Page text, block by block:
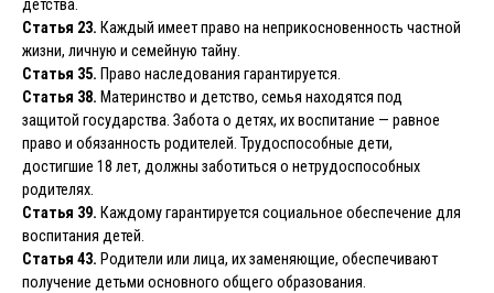
детства.
Статья 23. Каждый имеет право на неприкосновенность частной
жизни, личную и семейную тайну.
Статья 35. Право наследования гарантируется.
Статья 38. Материнство и детство, семья находятся под
защитой государства. Забота о детях, их воспитание — равное
право и обязанность родителей. Трудоспособные дети,
достигшие 18 лет, должны заботиться о нетрудоспособных
родителях.
Статья 39. Каждому гарантируется социальное обеспечение для
воспитания детей.
Статья 43. Родители или лица, их заменяющие, обеспечивают
получение детьми основного общего образования.